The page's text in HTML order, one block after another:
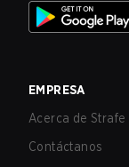
EMPRESA
Acerca de Strafe
Contáctanos